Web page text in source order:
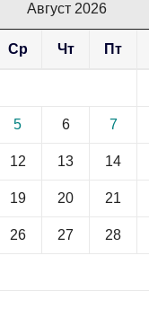
Август 2026
Ср Чт Пт
5 6 7
12 13 14
19 20 21
26 27 28